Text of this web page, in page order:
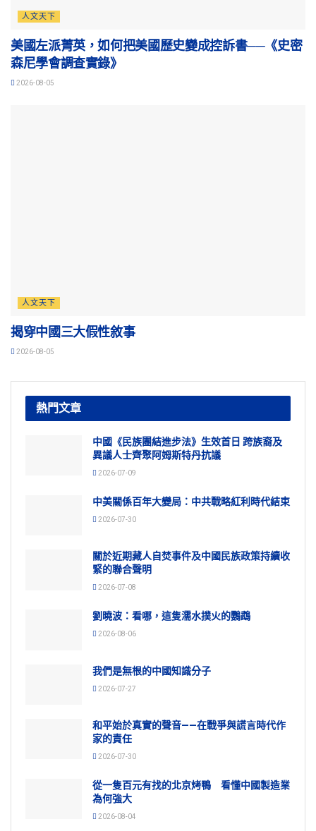
人文天下
美國左派菁英，如何把美國歷史變成控訴書──《史密
森尼學會調查實錄》
2026-08-05
人文天下
揭穿中國三大假性敘事
2026-08-05
熱門文章
中國《民族團結進步法》生效首日 跨族裔及
異議人士齊聚阿姆斯特丹抗議
2026-07-09
中美關係百年大變局：中共戰略紅利時代結束
2026-07-30
關於近期藏人自焚事件及中國民族政策持續收
緊的聯合聲明
2026-07-08
劉曉波：看哪，這隻濡水撲火的鸚鵡
2026-08-06
我們是無根的中國知識分子
2026-07-27
和平始於真實的聲音——在戰爭與謊言時代作
家的責任
2026-07-30
從一隻百元有找的北京烤鴨 看懂中國製造業
為何強大
2026-08-04